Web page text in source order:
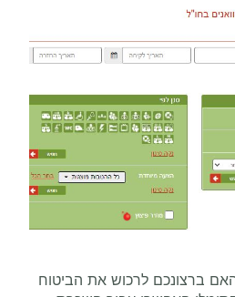
האם ברצונכם לרכוש את הביטוח